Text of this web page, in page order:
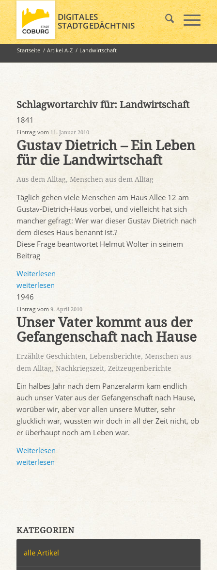
DIGITALES
STADTGEDÄCHTNIS
Startseite / Artikel A-Z / Landwirtschaft
Schlagwortarchiv für: Landwirtschaft
1841
Eintrag vom 11. Januar 2010
Gustav Dietrich – Ein Leben
für die Landwirtschaft
Aus dem Alltag, Menschen aus dem Alltag
Täglich gehen viele Menschen am Haus Allee 12 am
Gustav-Dietrich-Haus vorbei, und vielleicht hat sich
mancher gefragt: Wer war dieser Gustav Dietrich nach
dem dieses Haus benannt ist.?
Diese Frage beantwortet Helmut Wolter in seinem
Beitrag
Weiterlesen
weiterlesen
1946
Eintrag vom 9. April 2010
Unser Vater kommt aus der
Gefangenschaft nach Hause
Erzählte Geschichten, Lebensberichte, Menschen aus
dem Alltag, Nachkriegszeit, Zeitzeugenberichte
Ein halbes Jahr nach dem Panzeralarm kam endlich
auch unser Vater aus der Gefangenschaft nach Hause,
worüber wir, aber vor allen unsere Mutter, sehr
glücklich war, wussten wir doch in all der Zeit nicht, ob
er überhaupt noch am Leben war.
Weiterlesen
weiterlesen
KATEGORIEN
alle Artikel